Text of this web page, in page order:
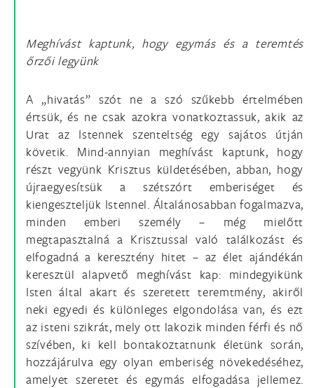
Meghívást kaptunk, hogy egymás és a teremtés
őrzői legyünk
A „hivatás” szót ne a szó szűkebb értelmében
értsük, és ne csak azokra vonatkoztassuk, akik az
Urat az Istennek szenteltség egy sajátos útján
követik. Mind-annyian meghívást kaptunk, hogy
részt vegyünk Krisztus küldetésében, abban, hogy
újraegyesítsük a szétszórt emberiséget és
kiengeszteljük Istennel. Általánosabban fogalmazva,
minden emberi személy – még mielőtt
megtapasztalná a Krisztussal való találkozást és
elfogadná a keresztény hitet – az élet ajándékán
keresztül alapvető meghívást kap: mindegyikünk
Isten által akart és szeretett teremtmény, akiről
neki egyedi és különleges elgondolása van, és ezt
az isteni szikrát, mely ott lakozik minden férfi és nő
szívében, ki kell bontakoztatnunk életünk során,
hozzájárulva egy olyan emberiség növekedéséhez,
amelyet szeretet és egymás elfogadása jellemez.